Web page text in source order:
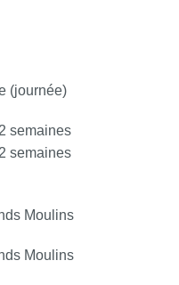
(journée)
semaines
semaines
Moulins
Moulins